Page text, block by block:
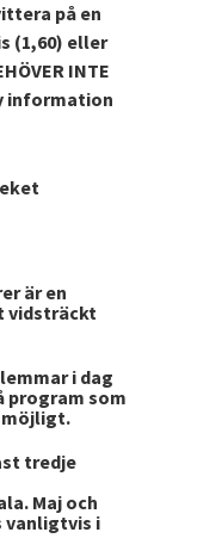
på en
(1,60) eller
INTE
information
är en
vidsträckt
i dag
program som
möjligt.
tredje
Maj och
vanligtvis i